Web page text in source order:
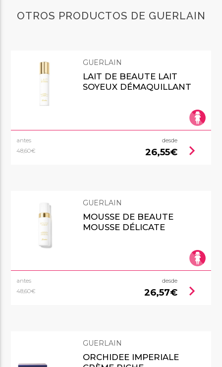
OTROS PRODUCTOS DE GUERLAIN
GUERLAIN
LAIT DE BEAUTE LAIT
SOYEUX DÉMAQUILLANT
antes
48,60€
desde
26,55€ chevron_right
GUERLAIN
MOUSSE DE BEAUTE
MOUSSE DÉLICATE
antes
48,60€
desde
26,57€ chevron_right
GUERLAIN
ORCHIDEE IMPERIALE